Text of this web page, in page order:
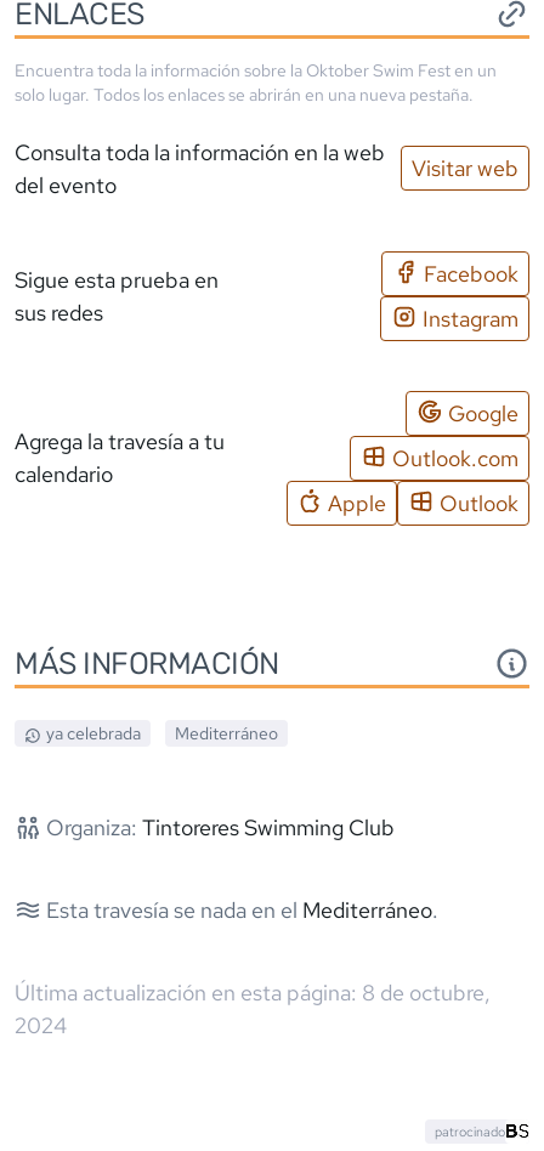
ENLACES
Encuentra toda la información sobre la Oktober Swim Fest en un
solo lugar. Todos los enlaces se abrirán en una nueva pestaña.
Consulta toda la información en la web
del evento
Visitar web
Sigue esta prueba en
sus redes
Facebook
Instagram
Agrega la travesía a tu
calendario
Google
Outlook.com
Apple
Outlook
MÁS INFORMACIÓN
ya celebrada Mediterráneo
Organiza: Tintoreres Swimming Club
Esta travesía se nada en el Mediterráneo.
Última actualización en esta página: 8 de octubre,
2024
patrocinado